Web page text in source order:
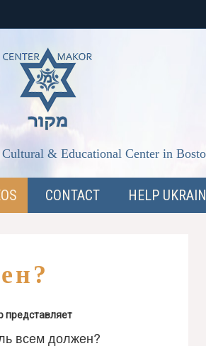
& Educational Center in
CONTACT HELP
представляет
всем должен?